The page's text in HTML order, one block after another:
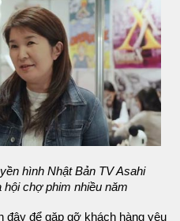
hình Nhật Bản TV Asahi
hội chợ phim nhiều năm
đây để gặp gỡ khách hàng yêu